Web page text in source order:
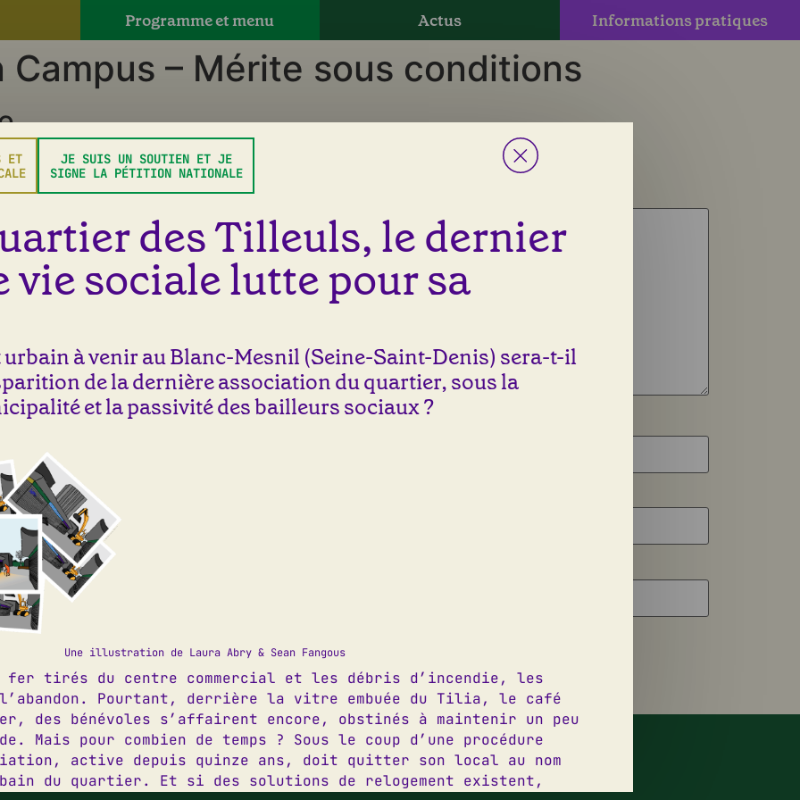
Programme et menu Actus Informations pratiques
Campus – Mérite sous conditions
champs obligatoires sont indiqués avec
dans le navigateur pour mon prochain commentaire.
82 15
06 62 14 95 41
| Facebook
Design graphique: Jeanne Triboul
Développement web: Thomas Virzi
ET
JE SUIS UN SOUTIEN ET JE
SIGNE LA PÉTITION NATIONALE
des Tilleuls, le dernier
vie sociale lutte pour sa
à venir au Blanc-Mesnil (Seine-Saint-Denis) sera-t-il
de la dernière association du quartier, sous la
et la passivité des bailleurs sociaux ?
Une illustration de Laura Abry & Sean Fangous
fer tirés du centre commercial et les débris d’incendie, les
Pourtant, derrière la vitre embuée du Tilia, le café
des bénévoles s’affairent encore, obstinés à maintenir un peu
Mais pour combien de temps ? Sous le coup d’une procédure
active depuis quinze ans, doit quitter son local au nom
du quartier. Et si des solutions de relogement existent,